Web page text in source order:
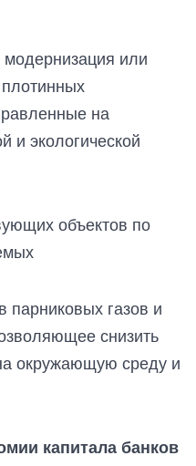
или
на
и экологической
объектов по
газов и
снизить
окружающую среду и
капитала банков